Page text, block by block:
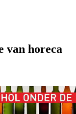
van horeca